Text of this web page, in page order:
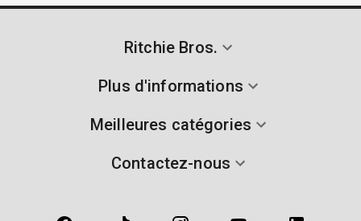
Ritchie Bros.
Plus d'informations
Meilleures catégories
Contactez-nous